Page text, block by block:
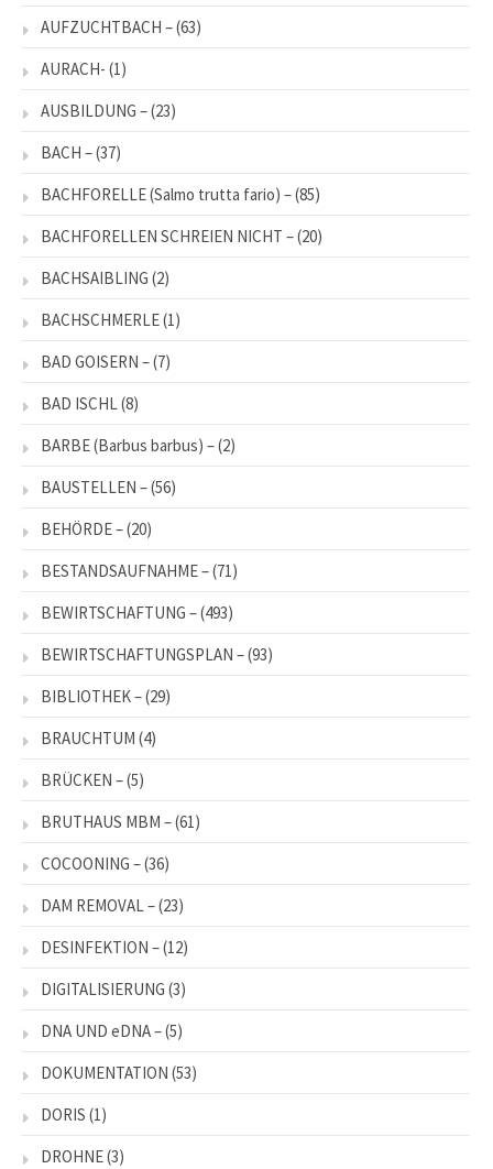
AUFZUCHTBACH –(63)
AURACH- (1)
AUSBILDUNG –(23)
BACH –(37)
BACHFORELLE (Salmo trutta fario) –(85)
BACHFORELLEN SCHREIEN NICHT –(20)
BACHSAIBLING (2)
BACHSCHMERLE(1)
BAD GOISERN –(7)
BAD ISCHL(8)
BARBE (Barbus barbus) –(2)
BAUSTELLEN –(56)
BEHÖRDE –(20)
BESTANDSAUFNAHME –(71)
BEWIRTSCHAFTUNG –(493)
BEWIRTSCHAFTUNGSPLAN –(93)
BIBLIOTHEK –(29)
BRAUCHTUM (4)
BRÜCKEN –(5)
BRUTHAUS MBM –(61)
COCOONING –(36)
DAM REMOVAL –(23)
DESINFEKTION –(12)
DIGITALISIERUNG (3)
DNA UND eDNA –(5)
DOKUMENTATION (53)
DORIS (1)
DROHNE(3)